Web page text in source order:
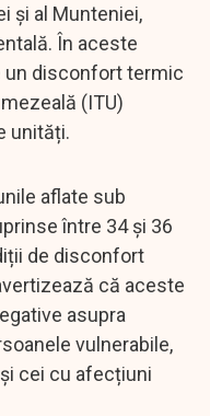
și al Munteniei,
În aceste
un disconfort termic
(ITU)
unități.
aflate sub
între 34 și 36
de disconfort
că aceste
asupra
vulnerabile,
cei cu afecțiuni